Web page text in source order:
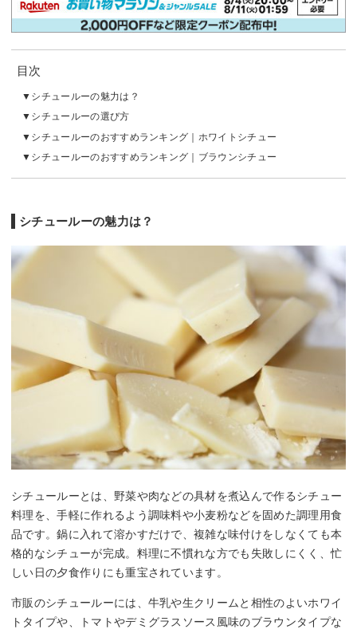
目次
シチュールーの魅力は？
シチュールーの選び方
シチュールーのおすすめランキング｜ホワイトシチュー
シチュールーのおすすめランキング｜ブラウンシチュー
シチュールーの魅力は？
シチュールーとは、野菜や肉などの具材を煮込んで作るシチュー
料理を、手軽に作れるよう調味料や小麦粉などを固めた調理用食
品です。鍋に入れて溶かすだけで、複雑な味付けをしなくても本
格的なシチューが完成。料理に不慣れな方でも失敗しにくく、忙
しい日の夕食作りにも重宝されています。
市販のシチュールーには、牛乳や生クリームと相性のよいホワイ
トタイプや、トマトやデミグラスソース風味のブラウンタイプな